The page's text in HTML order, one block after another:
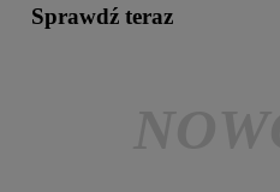
Sprawdź teraz